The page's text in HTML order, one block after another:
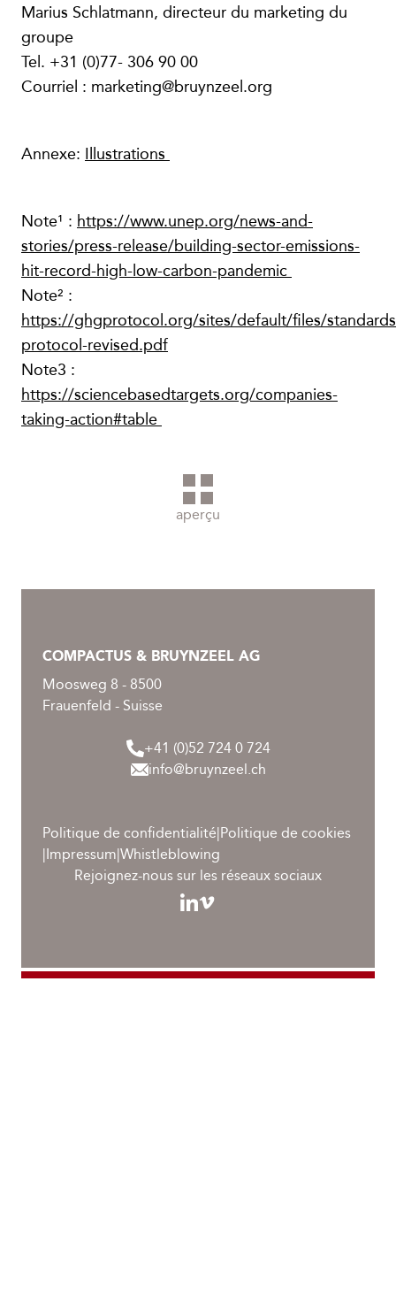
Marius Schlatmann, directeur du marketing du
groupe
Tel. +31 (0)77- 306 90 00
Courriel : marketing@bruynzeel.org
Annexe: Illustrations
Note¹ : https://www.unep.org/news-and-
stories/press-release/building-sector-emissions-
hit-record-high-low-carbon-pandemic
Note² :
https://ghgprotocol.org/sites/default/files/
protocol-revised.pdf
Note3 :
https://sciencebasedtargets.org/companies-
taking-action#table
aperçu
COMPACTUS & BRUYNZEEL AG
Moosweg 8 - 8500
Frauenfeld - Suisse
+41 (0)52 724 0 724
info@bruynzeel.ch
Politique de confidentialité|Politique de cookies
|Impressum|Whistleblowing
Rejoignez-nous sur les réseaux sociaux